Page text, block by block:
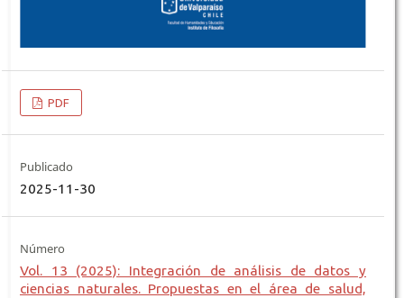
PDF
Publicado
2025-11-30
Número
Vol. 13 (2025): Integración de análisis de datos y
ciencias naturales. Propuestas en el área de salud,